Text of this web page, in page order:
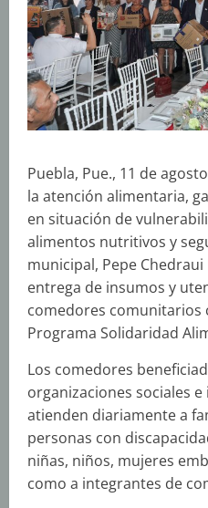
Puebla, Pue., 11 de
la atención alimentaria,
en situación de
alimentos nutritivos y
municipal, Pepe
entrega de insumos y
comedores comunitarios
Programa Solidaridad
Los comedores
organizaciones sociales
atienden diariamente a
personas con
niñas, niños, mujeres
como a integrantes de